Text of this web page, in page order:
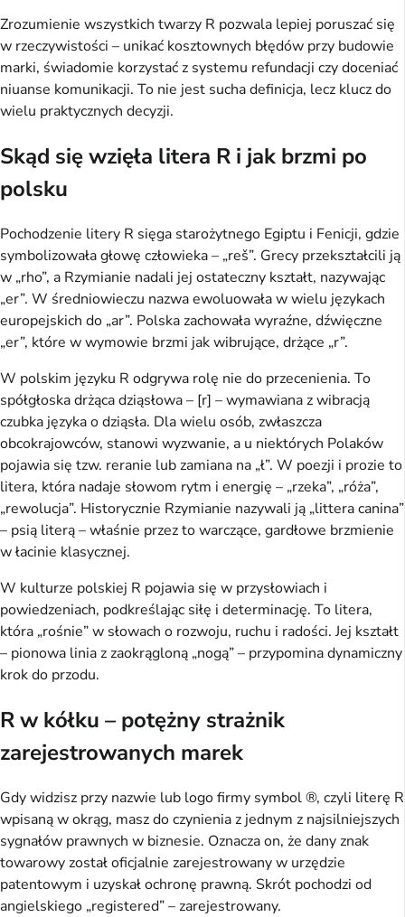
Zrozumienie wszystkich twarzy R pozwala lepiej poruszać się
w rzeczywistości – unikać kosztownych błędów przy budowie
marki, świadomie korzystać z systemu refundacji czy doceniać
niuanse komunikacji. To nie jest sucha definicja, lecz klucz do
wielu praktycznych decyzji.
Skąd się wzięła litera R i jak brzmi po
polsku
Pochodzenie litery R sięga starożytnego Egiptu i Fenicji, gdzie
symbolizowała głowę człowieka – „reš”. Grecy przekształcili ją
w „rho”, a Rzymianie nadali jej ostateczny kształt, nazywając
„er”. W średniowieczu nazwa ewoluowała w wielu językach
europejskich do „ar”. Polska zachowała wyraźne, dźwięczne
„er”, które w wymowie brzmi jak wibrujące, drżące „r”.
W polskim języku R odgrywa rolę nie do przecenienia. To
spółgłoska drżąca dziąsłowa – [r] – wymawiana z wibracją
czubka języka o dziąsła. Dla wielu osób, zwłaszcza
obcokrajowców, stanowi wyzwanie, a u niektórych Polaków
pojawia się tzw. reranie lub zamiana na „ł”. W poezji i prozie to
litera, która nadaje słowom rytm i energię – „rzeka”, „róża”,
„rewolucja”. Historycznie Rzymianie nazywali ją „littera canina”
– psią literą – właśnie przez to warczące, gardłowe brzmienie
w łacinie klasycznej.
W kulturze polskiej R pojawia się w przysłowiach i
powiedzeniach, podkreślając siłę i determinację. To litera,
która „rośnie” w słowach o rozwoju, ruchu i radości. Jej kształt
– pionowa linia z zaokrągloną „nogą” – przypomina dynamiczny
krok do przodu.
R w kółku – potężny strażnik
zarejestrowanych marek
Gdy widzisz przy nazwie lub logo firmy symbol ®, czyli literę R
wpisaną w okrąg, masz do czynienia z jednym z najsilniejszych
sygnałów prawnych w biznesie. Oznacza on, że dany znak
towarowy został oficjalnie zarejestrowany w urzędzie
patentowym i uzyskał ochronę prawną. Skrót pochodzi od
angielskiego „registered” – zarejestrowany.